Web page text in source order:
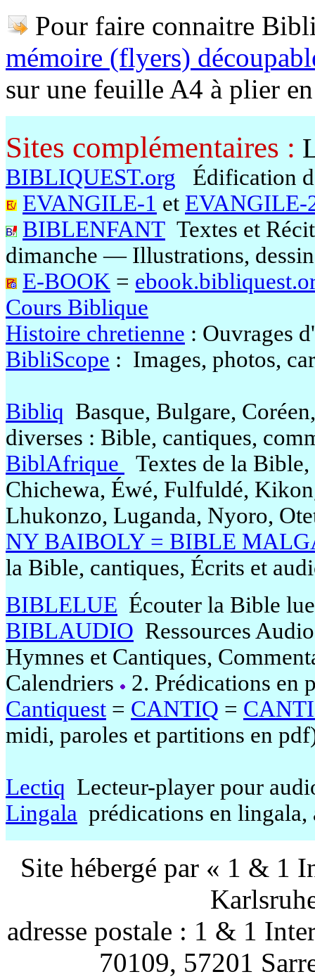
Pour faire connaitre
mémoire (flyers)
sur une feuille A4 à plier
Sites complémentaires :
BIBLIQUEST.org Édification
EVANGILE-1 et EVANGILE-
BIBLENFANT Textes et
dimanche — Illustrations,
E-BOOK =
Cours Biblique
Histoire chretienne : Ouvrages
BibliScope : Images, photos,
Bibliq Basque, Bulgare,
diverses : Bible, cantiques,
BiblAfrique
Textes de la
Chichewa, Éwé, Fulfuldé,
Lhukonzo, Luganda, Nyoro,
NY BAIBOLY = BIBLE
la Bible, cantiques, Écrits et
BIBLELUE Écouter la Bible
BIBLAUDIO Ressources
Hymnes et Cantiques,
Calendriers
2. Prédications en
Cantiquest = CANTIQ =
midi, paroles et partitions en
Lectiq Lecteur-player pour
Lingala prédications en lingala,
Site hébergé par « 1 & 1
adresse postale : 1 & 1
70109, 57201